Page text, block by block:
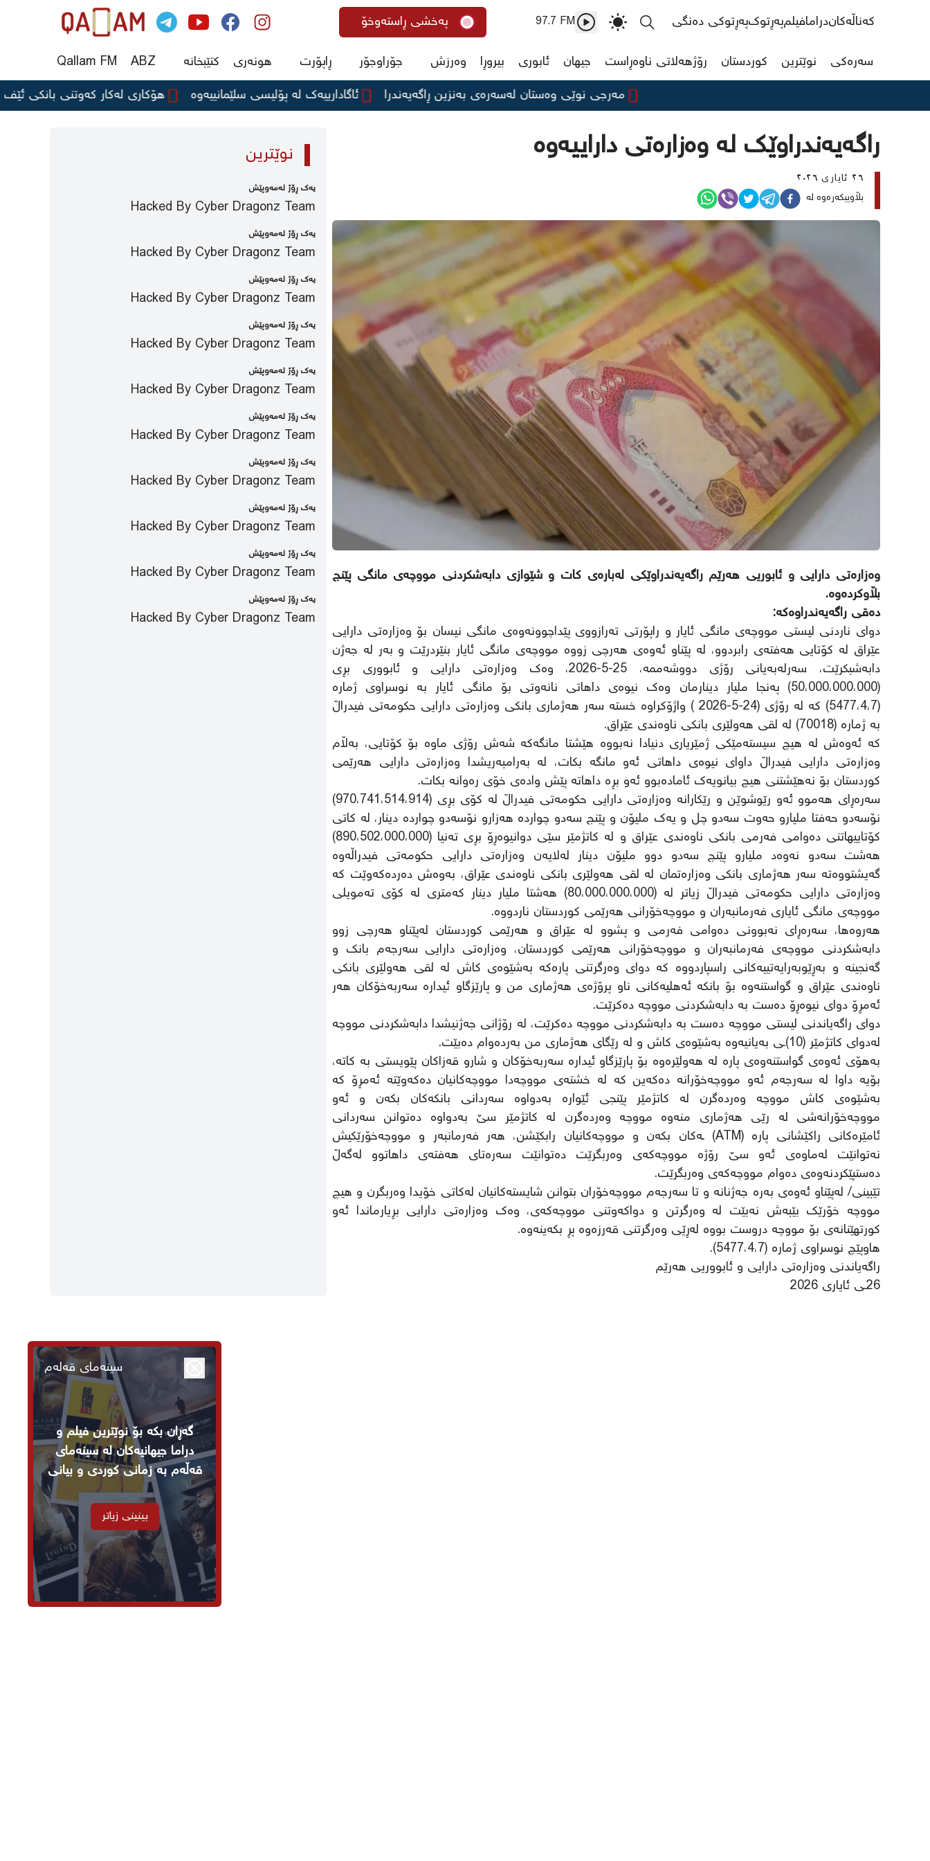
سینەمای قەلەم
گەڕان بکە بۆ نوێترین فیلم و
دراما جیهانیەکان لە سینەمای
قەڵەم بە زمانی کوردی و بیانی
بینینی زیاتر
کەناڵەکاندرامافیلمپەڕتوکپەڕتوکی دەنگی 97.7 FM پەخشی ڕاستەوخۆ
سەرەکی نوێترین کوردستان رۆژهەلاتی ناوەڕاست جیهان ئابوری بیروڕا وەرزش جۆراوجۆر ڕاپۆرت هونەری کتێبخانە ABZ
Qallam FM
مەرجی نوێی وەستان لەسەرەی بەنزین ڕاگەیەندرا
ئاگادارییەک لە پۆلیسی سلێمانییەوە هۆکاری لەکار کەوتنی بانکی ئێف ئای بی
راگەیەندراوێک لە وەزارەتی داراییەوە
٢٦ ئایاری ٢٠٢٦
بڵاویبکەرەوە لە
وەزارەتی دارایی و ئابوریی هەرێم راگەیەندراوێکی لەبارەی کات و شێوازی دابەشکردنی مووچەی مانگی پێنج
بڵاوکردەوە.
دەقی راگەیەندراوەکە:
دوای ناردنی لیستی مووچەی مانگی ئایار و راپۆرتی تەرازووی پێداچوونەوەی مانگی نیسان بۆ وەزارەتی دارایی
عێراق لە کۆتایی هەفتەی رابردوو، لە پێناو ئەوەی هەرچی زووە مووچەی مانگی ئایار بنێردرێت و بەر لە جەژن
دابەشبکرێت، سەرلەبەیانی رۆژی دووشەممە، 25-5-2026، وەک وەزارەتی دارایی و ئابووری بڕی
(50،000،000،000) پەنجا ملیار دینارمان وەک نیوەی داهاتی نانەوتی بۆ مانگی ئایار بە نوسراوی ژمارە
(5477،4،7) کە لە رۆژی (24-5-2026 ) واژۆکراوە خستە سەر هەژماری بانکی وەزارەتی دارایی حکومەتی فیدراڵ
بە ژمارە (70018) لە لقی هەولێری بانکی ناوەندی عێراق.
کە ئەوەش لە هیچ سیستەمێکی ژمێریاری دنیادا نەبووە هێشتا مانگەکە شەش رۆژی ماوە بۆ کۆتایی، بەڵام
وەزارەتی دارایی فیدراڵ داوای نیوەی داهاتی ئەو مانگە بکات، لە بەرامبەریشدا وەزارەتی دارایی هەرێمی
کوردستان بۆ نەهێشتنی هیچ بیانویەک ئامادەبوو ئەو بڕە داهاتە پێش وادەی خۆی رەوانە بکات.
سەرەڕای هەموو ئەو رێوشوێن و رێکارانە وەزارەتی دارایی حکومەتی فیدراڵ لە کۆی بڕی (970،741،514،914)
نۆسەدو حەفتا ملیارو حەوت سەدو چل و یەک ملیۆن و پێنج سەدو چواردە هەزارو نۆسەدو چواردە دینار، لە کاتی
کۆتاییهاتنی دەوامی فەرمی بانکی ناوەندی عێراق و لە کاتژمێر سێی دوانیوەڕۆ بڕی تەنیا (890،502،000،000)
هەشت سەدو نەوەد ملیارو پێنج سەدو دوو ملیۆن دینار لەلایەن وەزارەتی دارایی حکومەتی فیدراڵەوە
گەیشتووەتە سەر هەژماری بانکی وەزارەتمان لە لقی هەولێری بانکی ناوەندی عێراق، بەوەش دەردەکەوێت کە
وەزارەتی دارایی حکومەتی فیدراڵ زیاتر لە (80،000،000،000) هەشتا ملیار دینار کەمتری لە کۆی تەمویلی
مووچەی مانگی ئایاری فەرمانبەران و مووچەخۆرانی هەرێمی کوردستان ناردووە.
هەروەها، سەرەڕای نەبوونی دەوامی فەرمی و پشوو لە عێراق و هەرێمی کوردستان لەپێناو هەرچی زوو
دابەشکردنی مووچەی فەرمانبەران و مووچەخۆرانی هەرێمی کوردستان، وەزارەتی دارایی سەرجەم بانک و
گەنجینە و بەڕێوبەرایەتییەکانی راسپاردووە کە دوای وەرگرتنی پارەکە بەشێوەی کاش لە لقی هەولێری بانکی
ناوەندی عێراق و گواستنەوە بۆ بانکە ئەهلیەکانی ناو پرۆژەی هەژماری من و پارێزگاو ئیدارە سەربەخۆکان هەر
ئەمڕۆ دوای نیوەڕۆ دەست بە دابەشکردنی مووچە دەکرێت.
دوای راگەیاندنی لیستی مووچە دەست بە دابەشکردنی مووچە دەکرێت، لە رۆژانی جەژنیشدا دابەشکردنی مووچە
لەدوای کاتژمێر (10)ـی بەیانیەوە بەشێوەی کاش و لە رێگای هەژماری من بەردەوام دەبێت.
بەهۆی ئەوەی گواستنەوەی پارە لە هەولێرەوە بۆ پارێزگاو ئیدارە سەربەخۆکان و شارو قەزاکان پێویستی بە کاتە،
بۆیە داوا لە سەرجەم ئەو مووچەخۆرانە دەکەین کە لە خشتەی مووچەدا مووچەکانیان دەکەوێتە ئەمڕۆ کە
بەشێوەی کاش مووچە وەردەگرن لە کاتژمێر پێنجی ئێوارە بەدواوە سەردانی بانکەکان بکەن و ئەو
مووچەخۆرانەشی لە رێی هەژماری منەوە مووچە وەردەگرن لە کاتژمێر سێ بەدواوە دەتوانن سەردانی
ئامێرەکانی راکێشانی پارە (ATM) ـەکان بکەن و مووچەکانیان رابکێشن، هەر فەرمانبەر و مووچەخۆرێکیش
نەتوانێت لەماوەی ئەو سێ رۆژە مووچەکەی وەربگرێت دەتوانێت سەرەتای هەفتەی داهاتوو لەگەڵ
دەستپێکردنەوەی دەوام مووچەکەی وەربگرێت.
تێبینی/ لەپێناو ئەوەی بەرە جەژنانە و تا سەرجەم مووچەخۆران بتوانن شایستەکانیان لەکاتی خۆیدا وەربگرن و هیچ
مووچە خۆرێک بێبەش نەبێت لە وەرگرتن و دواکەوتنی مووچەکەی، وەک وەزارەتی دارایی بڕیارماندا ئەو
کورتهێنانەی بۆ مووچە دروست بووە لەڕێی وەرگرتنی قەرزەوە پڕ بکەینەوە.
هاوپێچ نوسراوی ژمارە (5477،4،7).
راگەیاندنی وەزارەتی دارایی و ئابووریی هەرێم
26ـی ئایاری 2026
نوێترین
یه‌ك ڕۆژ لەمەوپێش
Hacked By Cyber Dragonz Team
یه‌ك ڕۆژ لەمەوپێش
Hacked By Cyber Dragonz Team
یه‌ك ڕۆژ لەمەوپێش
Hacked By Cyber Dragonz Team
یه‌ك ڕۆژ لەمەوپێش
Hacked By Cyber Dragonz Team
یه‌ك ڕۆژ لەمەوپێش
Hacked By Cyber Dragonz Team
یه‌ك ڕۆژ لەمەوپێش
Hacked By Cyber Dragonz Team
یه‌ك ڕۆژ لەمەوپێش
Hacked By Cyber Dragonz Team
یه‌ك ڕۆژ لەمەوپێش
Hacked By Cyber Dragonz Team
یه‌ك ڕۆژ لەمەوپێش
Hacked By Cyber Dragonz Team
یه‌ك ڕۆژ لەمەوپێش
Hacked By Cyber Dragonz Team